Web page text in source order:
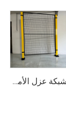
شبكة عزل الأمان مقاومة للماء سياج الأمان للروبوتات لورشة المخزن سياج القضبان للبناء مواقع